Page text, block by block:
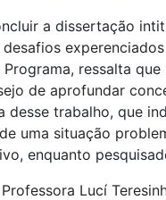
a dissertação
ressalta
de aprofundar
desse trabalho, que
uma situação
enquanto
Lucí